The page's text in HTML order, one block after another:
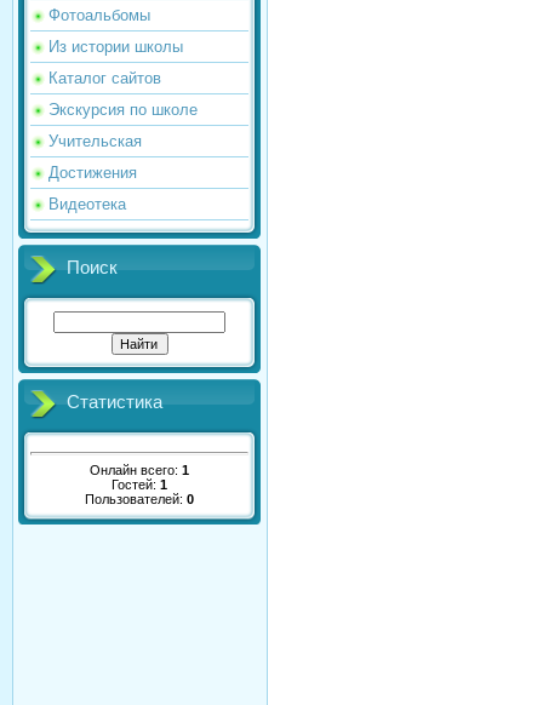
Фотоальбомы
Из истории школы
Каталог сайтов
Экскурсия по школе
Учительская
Достижения
Видеотека
Поиск
Статистика
Онлайн всего: 1
Гостей: 1
Пользователей: 0